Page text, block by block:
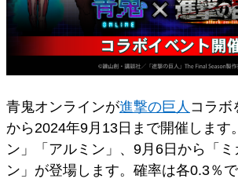
青鬼オンラインが進撃の巨人 コラボ
から2024年9月13日まで開催します
ン」「アルミン」、9月6日から「ミ
ン」が登場します。確率は各0.3％で